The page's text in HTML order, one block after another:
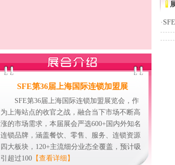
SFE第36届上海国际连锁加盟展
SFE第36届上海国际连锁加盟展览会，作
为上海站点的收官之战，融合当下市场不断高
涨的市场需求，本届展会严选600+国内外知名
连锁品牌，涵盖餐饮、零售、服务、连锁资源
四大板块，120+主流细分业态全覆盖，预计吸
引超过100 【查看详细】
·